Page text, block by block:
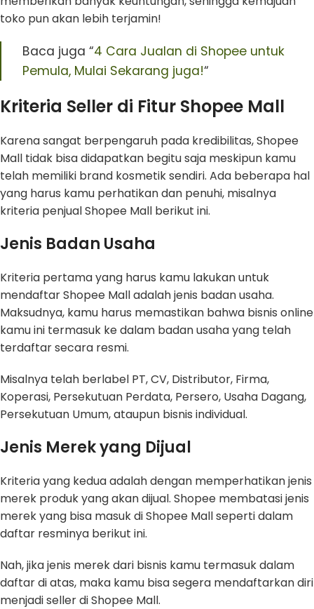
toko pun akan lebih terjamin!
Baca juga “4 Cara Jualan di Shopee untuk
Pemula, Mulai Sekarang juga!“
Kriteria Seller di Fitur Shopee Mall
Karena sangat berpengaruh pada kredibilitas, Shopee
Mall tidak bisa didapatkan begitu saja meskipun kamu
telah memiliki brand kosmetik sendiri. Ada beberapa hal
yang harus kamu perhatikan dan penuhi, misalnya
kriteria penjual Shopee Mall berikut ini.
Jenis Badan Usaha
Kriteria pertama yang harus kamu lakukan untuk
mendaftar Shopee Mall adalah jenis badan usaha.
Maksudnya, kamu harus memastikan bahwa bisnis online
kamu ini termasuk ke dalam badan usaha yang telah
terdaftar secara resmi.
Misalnya telah berlabel PT, CV, Distributor, Firma,
Koperasi, Persekutuan Perdata, Persero, Usaha Dagang,
Persekutuan Umum, ataupun bisnis individual.
Jenis Merek yang Dijual
Kriteria yang kedua adalah dengan memperhatikan jenis
merek produk yang akan dijual. Shopee membatasi jenis
merek yang bisa masuk di Shopee Mall seperti dalam
daftar resminya berikut ini.
Nah, jika jenis merek dari bisnis kamu termasuk dalam
daftar di atas, maka kamu bisa segera mendaftarkan diri
menjadi seller di Shopee Mall.